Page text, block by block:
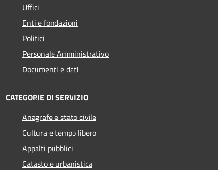
Uffici
Enti e fondazioni
Politici
Personale Amministrativo
Documenti e dati
CATEGORIE DI SERVIZIO
Anagrafe e stato civile
Cultura e tempo libero
Appalti pubblici
Catasto e urbanistica